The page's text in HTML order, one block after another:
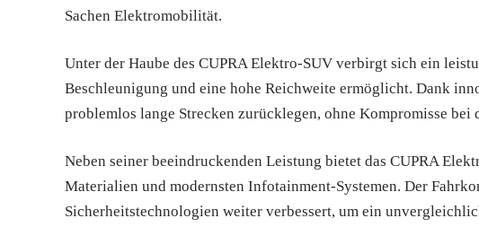
Sachen Elektromobilität.
Unter der Haube des CUPRA Elektro-SUV verbirgt sich ein
Beschleunigung und eine hohe Reichweite ermöglicht. Dank
problemlos lange Strecken zurücklegen, ohne Kompromisse bei
Neben seiner beeindruckenden Leistung bietet das CUPRA
Materialien und modernsten Infotainment-Systemen. Der
Sicherheitstechnologien weiter verbessert, um ein